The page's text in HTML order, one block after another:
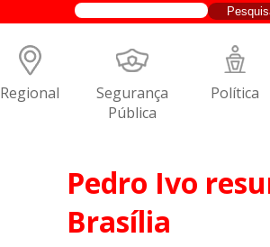
Regional Segurança
Pública
Política
Pedro Ivo
Brasília